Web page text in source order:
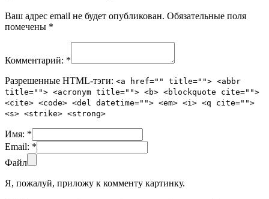
Ваш адрес email не будет опубликован. Обязательные поля
помечены *
Комментарий: *
Разрешенные HTML-тэги: <a href="" title=""> <abbr
title=""> <acronym title=""> <b> <blockquote cite="">
<cite> <code> <del datetime=""> <em> <i> <q cite="">
<s> <strike> <strong>
Имя: *
Email: *
Файл
Я, пожалуй, приложу к комменту картинку.